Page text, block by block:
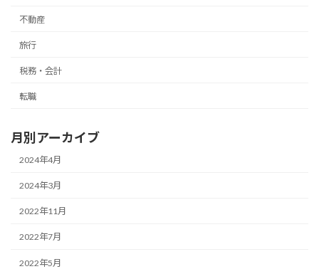
不動産
旅行
税務・会計
転職
月別アーカイブ
2024年4月
2024年3月
2022年11月
2022年7月
2022年5月